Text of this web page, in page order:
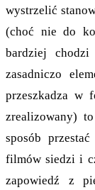
wystrzelić
(choć nie do
bardziej
zasadniczo
przeszkadza w
zrealizowany)
sposób
filmów siedzi i
zapowiedź z